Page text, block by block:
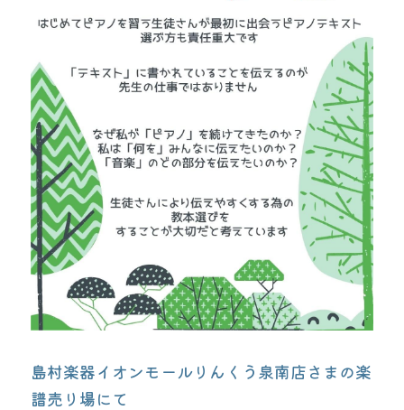
島村楽器イオンモールりんくう泉南店さまの楽
譜売り場にて